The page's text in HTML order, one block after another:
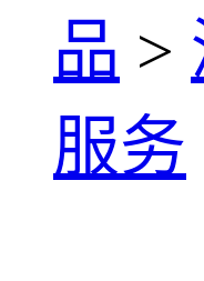
品 >
服务